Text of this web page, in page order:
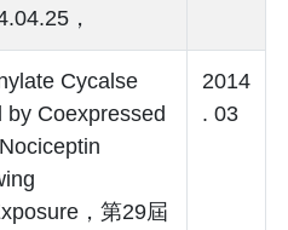
，
Cycalse
by Coexpressed
，第29屆
2014
. 03